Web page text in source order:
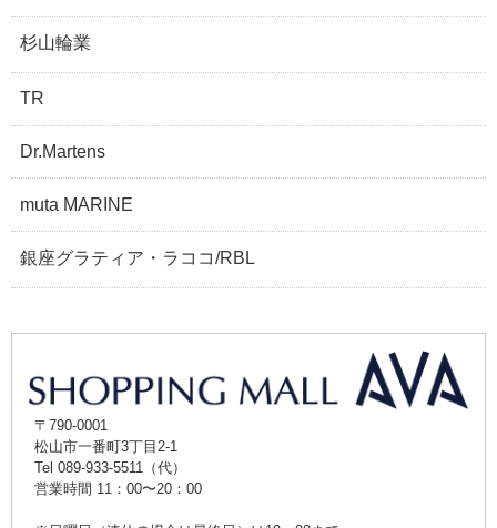
杉山輪業
TR
Dr.Martens
muta MARINE
銀座グラティア・ラココ/RBL
〒790-0001
松山市一番町3丁目2-1
Tel 089-933-5511（代）
営業時間 11：00〜20：00